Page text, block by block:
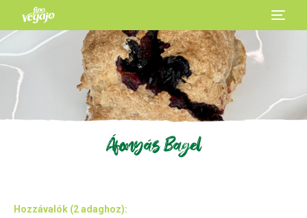
Áfonyás Bagel
Hozzávalók (2 adaghoz):